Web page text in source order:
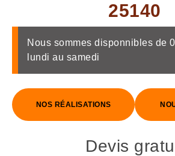
25140
Nous sommes disponnibles de
lundi au samedi
NOS RÉALISATIONS
Devis